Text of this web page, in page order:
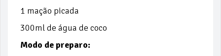
1 mação picada
300ml de água de coco
Modo de preparo: